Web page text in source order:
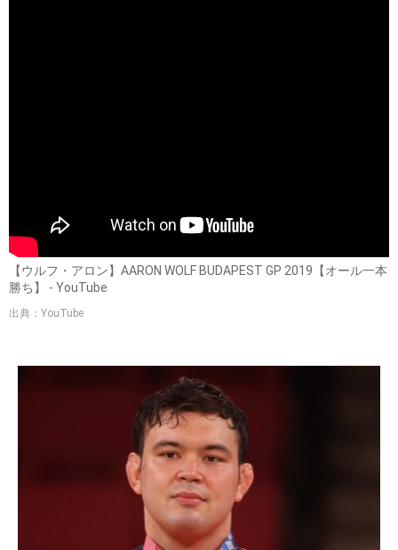
【ウルフ・アロン】AARON WOLF BUDAPEST GP 2019【オール一本
勝ち】 - YouTube
出典：YouTube